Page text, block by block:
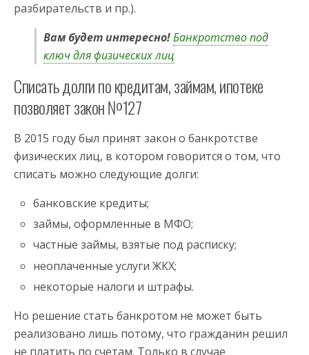
разбирательств и пр.).
Вам будет интересно!Банкротство под
ключ для физических лиц
Списать долги по кредитам, займам, ипотеке
позволяет закон №127
В 2015 году был принят закон о банкротстве
физических лиц, в котором говорится о том, что
списать можно следующие долги:
банковские кредиты;
займы, оформленные в МФО;
частные займы, взятые под расписку;
неоплаченные услуги ЖКХ;
некоторые налоги и штрафы.
Но решение стать банкротом не может быть
реализовано лишь потому, что гражданин решил
не платить по счетам. Только в случае